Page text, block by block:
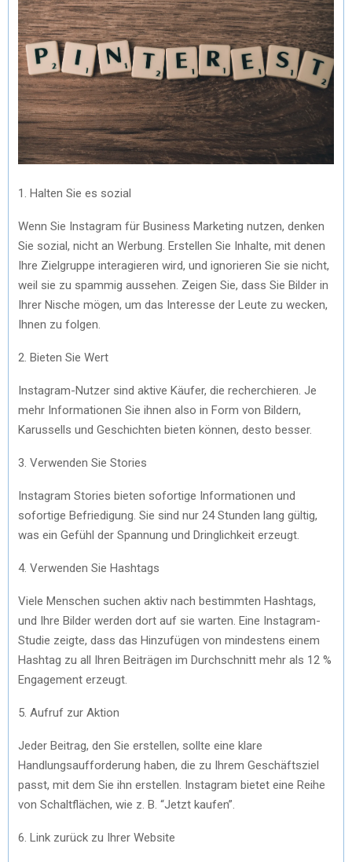
1. Halten Sie es sozial
Wenn Sie Instagram für Business Marketing nutzen, denken
Sie sozial, nicht an Werbung. Erstellen Sie Inhalte, mit denen
Ihre Zielgruppe interagieren wird, und ignorieren Sie sie nicht,
weil sie zu spammig aussehen. Zeigen Sie, dass Sie Bilder in
Ihrer Nische mögen, um das Interesse der Leute zu wecken,
Ihnen zu folgen.
2. Bieten Sie Wert
Instagram-Nutzer sind aktive Käufer, die recherchieren. Je
mehr Informationen Sie ihnen also in Form von Bildern,
Karussells und Geschichten bieten können, desto besser.
3. Verwenden Sie Stories
Instagram Stories bieten sofortige Informationen und
sofortige Befriedigung. Sie sind nur 24 Stunden lang gültig,
was ein Gefühl der Spannung und Dringlichkeit erzeugt.
4. Verwenden Sie Hashtags
Viele Menschen suchen aktiv nach bestimmten Hashtags,
und Ihre Bilder werden dort auf sie warten. Eine Instagram-
Studie zeigte, dass das Hinzufügen von mindestens einem
Hashtag zu all Ihren Beiträgen im Durchschnitt mehr als 12 %
Engagement erzeugt.
5. Aufruf zur Aktion
Jeder Beitrag, den Sie erstellen, sollte eine klare
Handlungsaufforderung haben, die zu Ihrem Geschäftsziel
passt, mit dem Sie ihn erstellen. Instagram bietet eine Reihe
von Schaltflächen, wie z. B. “Jetzt kaufen”.
6. Link zurück zu Ihrer Website